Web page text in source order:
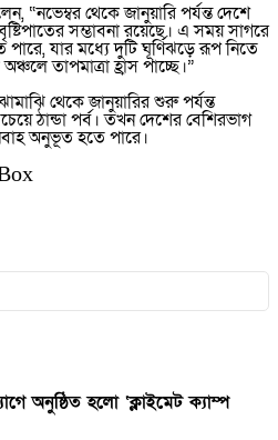
“নভেম্বর থেকে জানুয়ারি পর্যন্ত দেশে
সম্ভাবনা রয়েছে। এ সময় সাগরে
যার মধ্যে দুটি ঘূর্ণিঝড়ে রূপ নিতে
তাপমাত্রা হ্রাস পাচ্ছে।”
থেকে জানুয়ারির শুরু পর্যন্ত
ঠান্ডা পর্ব। তখন দেশের বেশিরভাগ
অনুভূত হতে পারে।
অনুষ্ঠিত হলো ‘ক্লাইমেট ক্যাম্প